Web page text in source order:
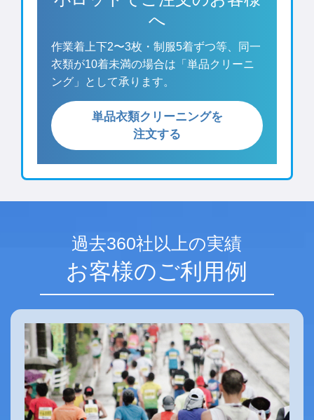
へ
作業着上下2〜3枚・制服5着ずつ等、同一
衣類が10着未満の場合は「単品クリーニ
ング」として承ります。
単品衣類クリーニングを
注文する
過去360社以上の実績
お客様のご利用例